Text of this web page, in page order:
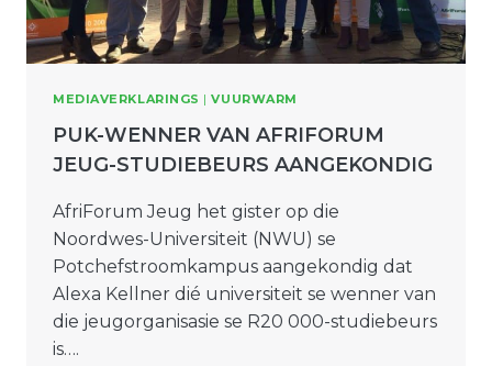
MEDIAVERKLARINGS |VUURWARM
PUK-WENNER VAN AFRIFORUM
JEUG-STUDIEBEURS AANGEKONDIG
AfriForum Jeug het gister op die
Noordwes-Universiteit (NWU) se
Potchefstroomkampus aangekondig dat
Alexa Kellner dié universiteit se wenner van
die jeugorganisasie se R20 000-studiebeurs
is….